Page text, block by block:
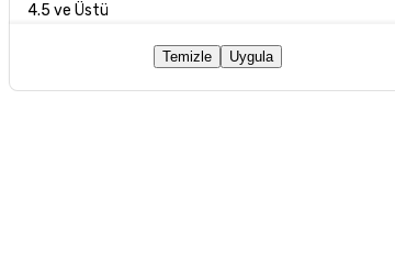
4.5 ve Üstü
Temizle Uygula